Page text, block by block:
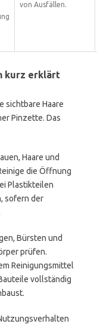
von Ausfällen.
kurz erklärt
sichtbare Haare
Pinzette. Das
Haare und
die Öffnung
Plastikteilen
sofern der
Bürsten und
prüfen.
Reinigungsmittel
vollständig